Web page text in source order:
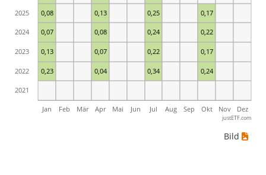
0,23 0,04 0,34 0,24
0,13 0,07 0,22 0,17
0,07 0,08 0,24 0,22
0,08 0,13 0,25 0,17
Jan Feb Mär Apr Mai Jun Jul Aug Sep Okt Nov Dez
2021
2022
2023
2024
2025
justETF.com
Bild